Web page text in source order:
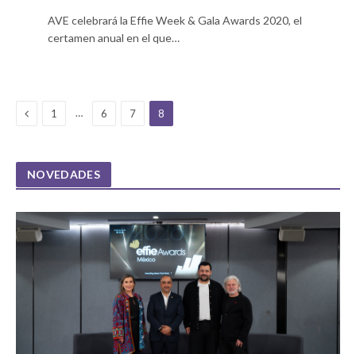
AVE celebrará la Effie Week & Gala Awards 2020, el
certamen anual en el que…
Previous
1 … 6 7 8
NOVEDADES